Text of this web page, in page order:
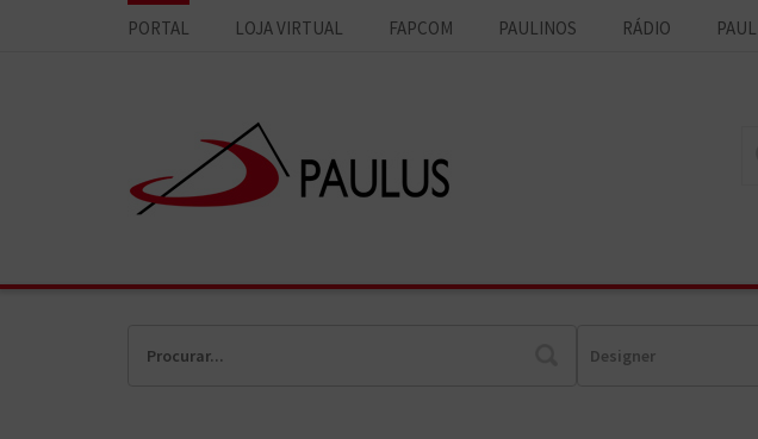
PORTAL LOJA VIRTUAL FAPCOM PAULINOS RÁDIO
Designer